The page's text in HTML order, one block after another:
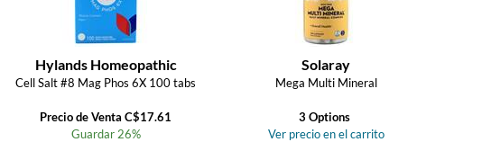
Hylands Homeopathic
Cell Salt #8 Mag Phos 6X 100 tabs
Precio de Venta C$17.61
Guardar 26%
Solaray
Mega Multi Mineral
3 Options
Ver precio en el carrito